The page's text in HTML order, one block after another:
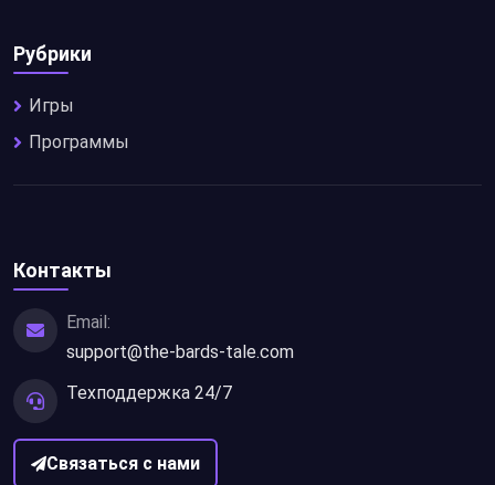
Рубрики
Игры
Программы
Контакты
Email:
support@the-bards-tale.com
Техподдержка 24/7
Связаться с нами